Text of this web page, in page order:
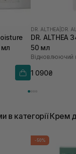
мл
DR. ALTHEA DR.
DR. ALTHEA
50 мл
Відновлюючий
1 090₴
в категорії Крем
-50%